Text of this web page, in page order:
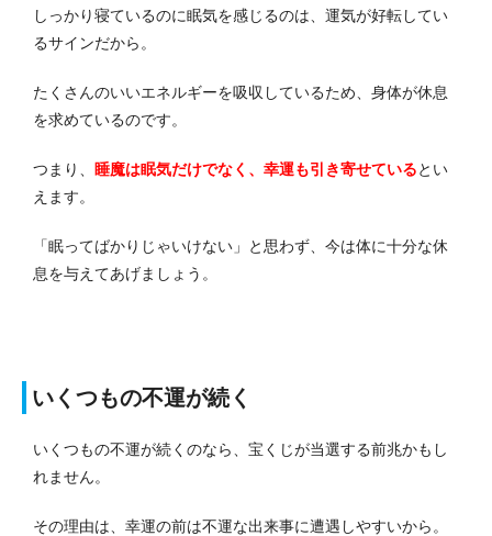
しっかり寝ているのに眠気を感じるのは、運気が好転してい
るサインだから。
たくさんのいいエネルギーを吸収しているため、身体が休息
を求めているのです。
つまり、 睡魔は眠気だけでなく、幸運も引き寄せているとい
えます。
「眠ってばかりじゃいけない」と思わず、今は体に十分な休
息を与えてあげましょう。
いくつもの不運が続く
いくつもの不運が続くのなら、宝くじが当選する前兆かもし
れません。
その理由は、幸運の前は不運な出来事に遭遇しやすいから。